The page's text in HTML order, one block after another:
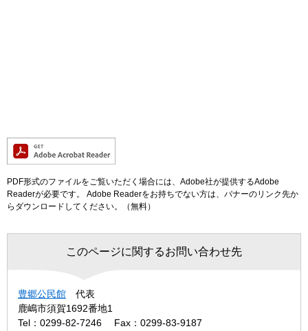
PDF形式のファイルをご覧いただく場合には、Adobe社が提供するAdobe
Readerが必要です。
Adobe Readerをお持ちでない方は、バナーのリンク先か
らダウンロードしてください。（無料）
このページに関するお問い合わせ先
豊郷公民館
代表
鹿嶋市須賀1692番地1
Tel：0299-82-7246
Fax：0299-83-9187